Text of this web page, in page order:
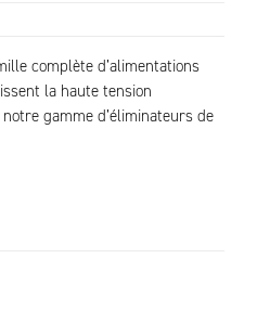
complète d’alimentations
la haute tension
gamme d’éliminateurs de